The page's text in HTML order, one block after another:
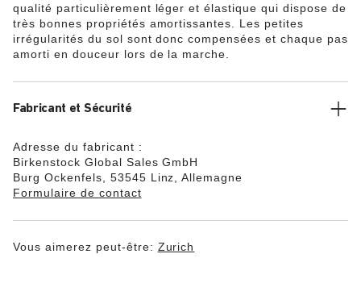
qualité particulièrement léger et élastique qui dispose de
très bonnes propriétés amortissantes. Les petites
irrégularités du sol sont donc compensées et chaque pas
amorti en douceur lors de la marche.
Fabricant et Sécurité
Adresse du fabricant :
Birkenstock Global Sales GmbH
Burg Ockenfels, 53545 Linz, Allemagne
Formulaire de contact
Vous aimerez peut-être: Zurich